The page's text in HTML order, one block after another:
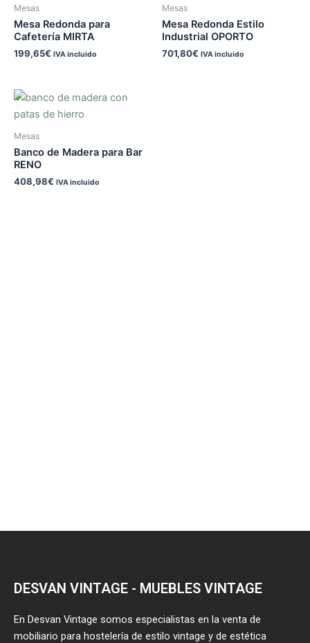
Mesas
Mesa Redonda para
Cafetería MIRTA
199,65€ IVA incluido
Mesas
Mesa Redonda Estilo
Industrial OPORTO
701,80€ IVA incluido
Mesas
Banco de Madera para Bar
RENO
408,98€ IVA incluido
DESVAN VINTAGE - MUEBLES VINTAGE
En Desvan Vintage somos especialistas en la venta de
mobiliario para hostelería de estilo vintage y de estética